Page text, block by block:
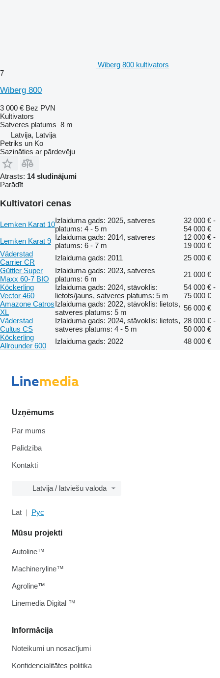
Wiberg 800 kultivators
7
Wiberg 800
3 000 € Bez PVN
Kultivators
Satveres platums 8 m
Latvija, Latvija
Petriks un Ko
Sazināties ar pārdevēju
Atrasts: 14 sludinājumi
Parādīt
Kultivatori cenas
Lemken Karat 10Izlaiduma gads: 2025, satveres
platums: 4 - 5 m
32 000 € -
54 000 €
Lemken Karat 9 Izlaiduma gads: 2014, satveres
platums: 6 - 7 m
12 000 € -
19 000 €
Väderstad
Carrier CR
Izlaiduma gads: 2011
25 000 €
Güttler Super
Maxx 60-7 BIO
Izlaiduma gads: 2023, satveres
platums: 6 m
21 000 €
Köckerling
Vector 460
Izlaiduma gads: 2024, stāvoklis:
lietots/jauns, satveres platums: 5 m
54 000 € -
75 000 €
Amazone Catros
XL
Izlaiduma gads: 2022, stāvoklis: lietots,
satveres platums: 5 m
56 000 €
Väderstad
Cultus CS
Izlaiduma gads: 2024, stāvoklis: lietots,
satveres platums: 4 - 5 m
28 000 € -
50 000 €
Köckerling
Allrounder 600
Izlaiduma gads: 2022 48 000 €
Uzņēmums
Par mums
Palīdzība
Kontakti
Latvija / latviešu valoda
Lat Рус
Informācija
Noteikumi un nosacījumi
Konfidencialitātes politika
Mūsu projekti
Autoline™
Machineryline™
Agroline™
Linemedia Digital ™